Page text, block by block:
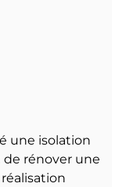
une isolation
de rénover une